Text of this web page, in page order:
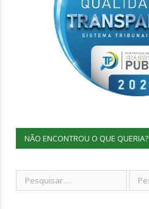
NÃO ENCONTROU O QUE QUERIA?